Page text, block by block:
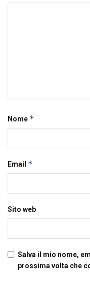
Nome *
Email *
Sito web
Salva il mio nome,
prossima volta che